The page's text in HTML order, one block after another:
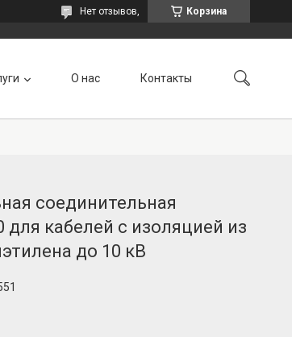
Корзина
Нет отзывов,
О нас Контакты
соединительная
для кабелей с изоляцией из
до 10 кВ